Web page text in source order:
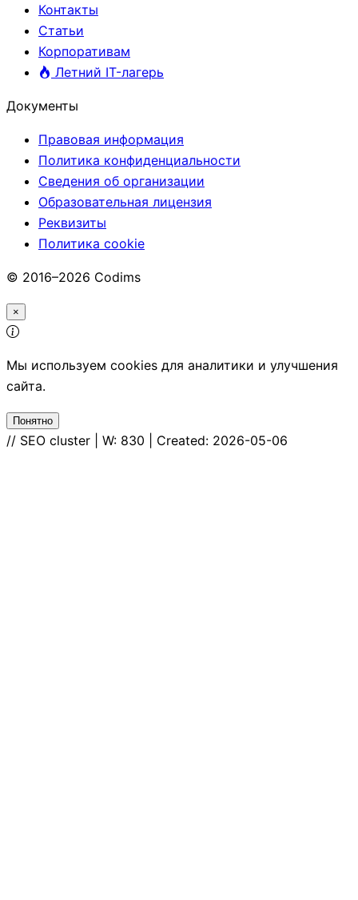
Контакты
Статьи
Корпоративам
Летний IT-лагерь
Документы
Правовая информация
Политика конфиденциальности
Сведения об организации
Образовательная лицензия
Реквизиты
Политика cookie
© 2016–2026 Codims
×
Мы используем cookies для аналитики и улучшения
сайта.
Понятно
// SEO cluster | W: 830 | Created: 2026-05-06